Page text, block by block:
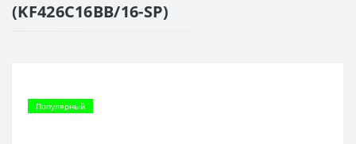
(KF426C16BB/16-SP)
Популярный